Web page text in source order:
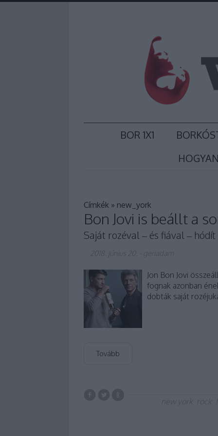
BOR 1X1
Címkék » new_york
Bon Jovi is beállt a
Saját rozéval – és fiával – hódít
2018. június 20. geriadam
Jon Bon Jovi
fognak azonban
dobták saját
Tovább
new york
rock